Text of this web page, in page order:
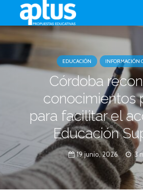
EDUCACIÓN INFORMACIÓN
Córdoba
conocimientos
para facilitar el
Educación
19 junio, 2026 3